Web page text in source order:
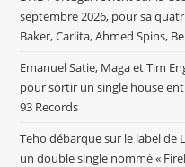
septembre 2026, pour sa
Baker, Carlita, Ahmed Spins,
Emanuel Satie, Maga et Tim
pour sortir un single house
93 Records
Teho débarque sur le label de
un double single nommé «